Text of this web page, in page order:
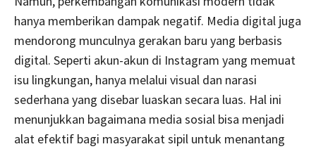
hanya memberikan dampak negatif. Media digital juga
mendorong munculnya gerakan baru yang berbasis
digital. Seperti akun-akun di Instagram yang memuat
isu lingkungan, hanya melalui visual dan narasi
sederhana yang disebar luaskan secara luas. Hal ini
menunjukkan bagaimana media sosial bisa menjadi
alat efektif bagi masyarakat sipil untuk menantang